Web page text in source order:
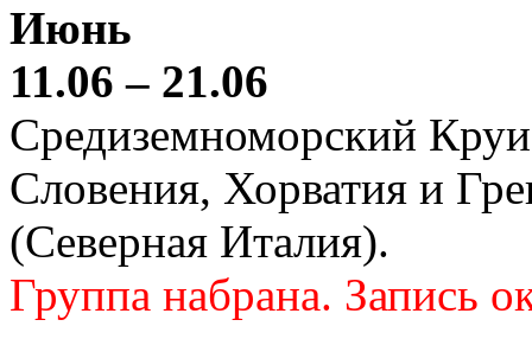
Июнь
11.06 – 21.06
Средиземноморский
Словения, Хорватия и
(Северная Италия).
Группа набрана. Запись